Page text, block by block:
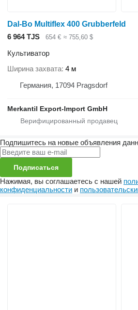
Dal-Bo Multiflex 400 Grubberfeld
6 964 TJS
654 € ≈ 755,60 $
Культиватор
Ширина захвата 4 м
Германия, 17094 Pragsdorf
Merkantil Export-Import GmbH
Подпишитесь на новые объявления
Подписаться
Нажимая, вы соглашаетесь с нашей
конфиденциальности и